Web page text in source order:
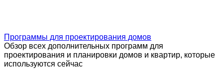
Программы для проектирования домов
Обзор всех дополнительных программ для
проектирования и планировки домов и квартир, которые
используются сейчас